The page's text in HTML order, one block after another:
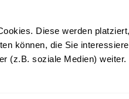
Diese werden platziert,
können, die Sie
(z.B. soziale Medien) weiter.